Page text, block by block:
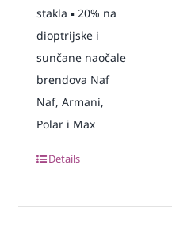
stakla ▪️ 20% na
dioptrijske i
sunčane naočale
brendova Naf
Naf, Armani,
Polar i Max
Details